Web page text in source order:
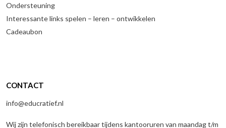
Ondersteuning
Interessante links spelen – leren – ontwikkelen
Cadeaubon
CONTACT
info@educratief.nl
Wij zijn telefonisch bereikbaar tijdens kantooruren van maandag t/m